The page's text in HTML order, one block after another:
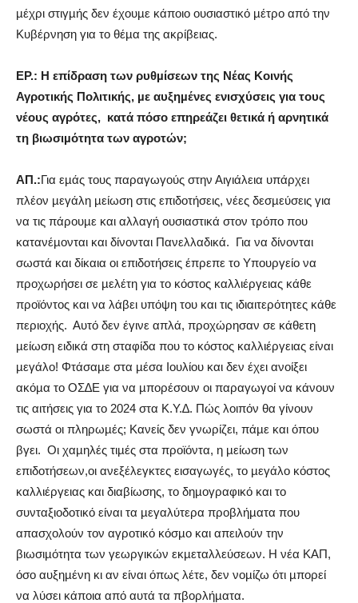
µέχρι στιγµής δεν έχουµε κάποιο ουσιαστικό µέτρο από την
Κυβέρνηση για το θέµα της ακρίβειας.
ΕΡ.: Η επίδραση των ρυθµίσεων της Νέας Κοινής
Αγροτικής Πολιτικής, µε αυξηµένες ενισχύσεις για τους
νέους αγρότες, κατά πόσο επηρεάζει θετικά ή αρνητικά
τη βιωσιµότητα των αγροτών;
AΠ.:Για εµάς τους παραγωγούς στην Αιγιάλεια υπάρχει
πλέον µεγάλη µείωση στις επιδοτήσεις, νέες δεσµεύσεις για
να τις πάρουµε και αλλαγή ουσιαστικά στον τρόπο που
κατανέµονται και δίνονται Πανελλαδικά. Για να δίνονται
σωστά και δίκαια οι επιδοτήσεις έπρεπε το Υπουργείο να
προχωρήσει σε µελέτη για το κόστος καλλιέργειας κάθε
προϊόντος και να λάβει υπόψη του και τις ιδιαιτερότητες κάθε
περιοχής. Αυτό δεν έγινε απλά, προχώρησαν σε κάθετη
µείωση ειδικά στη σταφίδα που το κόστος καλλιέργειας είναι
µεγάλο! Φτάσαµε στα µέσα Ιουλίου και δεν έχει ανοίξει
ακόµα το ΟΣ∆Ε για να µπορέσουν οι παραγωγοί να κάνουν
τις αιτήσεις για το 2024 στα Κ.Υ.∆. Πώς λοιπόν θα γίνουν
σωστά οι πληρωµές; Κανείς δεν γνωρίζει, πάµε και όπου
βγει. Οι χαµηλές τιµές στα προϊόντα, η µείωση των
επιδοτήσεων,οι ανεξέλεγκτες εισαγωγές, το µεγάλο κόστος
καλλιέργειας και διαβίωσης, το δηµογραφικό και το
συνταξιοδοτικό είναι τα µεγαλύτερα προβλήµατα που
απασχολούν τον αγροτικό κόσµο και απειλούν την
βιωσιµότητα των γεωργικών εκµεταλλεύσεων. Η νέα ΚΑΠ,
όσο αυξηµένη κι αν είναι όπως λέτε, δεν νοµίζω ότι µπορεί
να λύσει κάποια από αυτά τα πβορλήµατα.